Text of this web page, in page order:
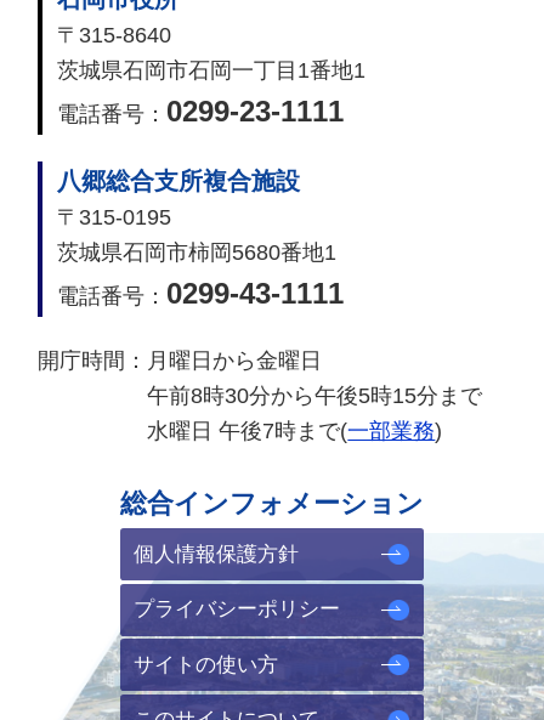
〒315-8640
茨城県石岡市石岡一丁目1番地1
電話番号： 0299-23-1111
八郷総合支所複合施設
〒315-0195
茨城県石岡市柿岡5680番地1
電話番号： 0299-43-1111
開庁時間： 月曜日から金曜日
午前8時30分から午後5時15分まで
水曜日 午後7時まで(一部業務)
総合インフォメーション
個人情報保護方針
プライバシーポリシー
サイトの使い方